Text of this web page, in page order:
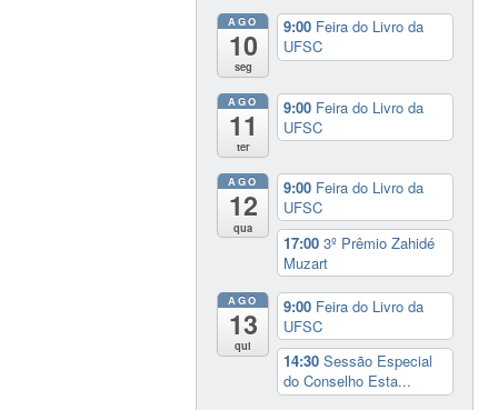
AGO
10
seg
9:00 Feira do Livro da
UFSC
AGO
11
ter
9:00 Feira do Livro da
UFSC
AGO
12
qua
9:00 Feira do Livro da
UFSC
17:003º Prêmio Zahidé
Muzart
AGO
13
qui
9:00 Feira do Livro da
UFSC
14:30Sessão Especial
do Conselho Esta...